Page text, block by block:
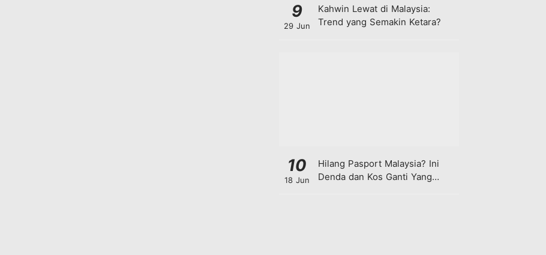
9
29 Jun
Kahwin Lewat di Malaysia:
Trend yang Semakin Ketara?
10
18 Jun
Hilang Pasport Malaysia? Ini
Denda dan Kos Ganti Yang